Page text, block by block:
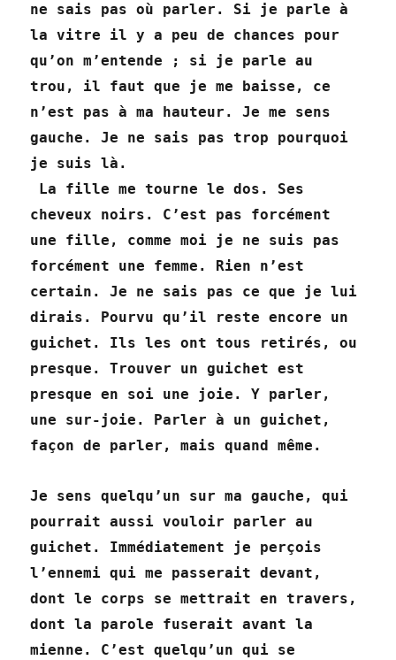
ne sais pas où parler. Si je parle à
la vitre il y a peu de chances pour
qu’on m’entende ; si je parle au
trou, il faut que je me baisse, ce
n’est pas à ma hauteur. Je me sens
gauche. Je ne sais pas trop pourquoi
je suis là.
La fille me tourne le dos. Ses
cheveux noirs. C’est pas forcément
une fille, comme moi je ne suis pas
forcément une femme. Rien n’est
certain. Je ne sais pas ce que je lui
dirais. Pourvu qu’il reste encore un
guichet. Ils les ont tous retirés, ou
presque. Trouver un guichet est
presque en soi une joie. Y parler,
une sur-joie. Parler à un guichet,
façon de parler, mais quand même.
Je sens quelqu’un sur ma gauche, qui
pourrait aussi vouloir parler au
guichet. Immédiatement je perçois
l’ennemi qui me passerait devant,
dont le corps se mettrait en travers,
dont la parole fuserait avant la
mienne. C’est quelqu’un qui se